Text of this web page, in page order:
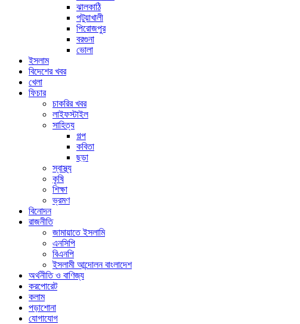
ঝালকাঠি
পটুয়াখালী
পিরোজপুর
বরগুনা
ভোলা
ইসলাম
বিদেশের খবর
খেলা
ফিচার
চাকরির খবর
লাইফস্টাইল
সাহিত্য
গল্প
কবিতা
ছড়া
স্বাস্থ্য
কৃষি
শিক্ষা
ভ্রমণ
বিনোদন
রাজনীতি
জামায়াতে ইসলামি
এনসিপি
বিএনপি
ইসলামী আন্দোলন বাংলাদেশ
অর্থনীতি ও বাণিজ্য
করপোরেট
কলাম
পড়াশোনা
যোগাযোগ